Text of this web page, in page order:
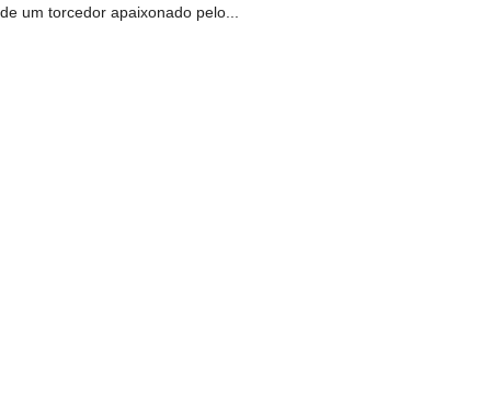
de um torcedor apaixonado pelo...